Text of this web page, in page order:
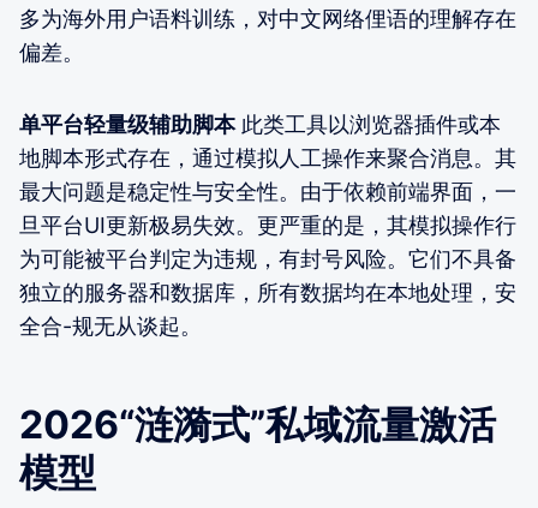
多为海外用户语料训练，对中文网络俚语的理解存在
偏差。
单平台轻量级辅助脚本此类工具以浏览器插件或本
地脚本形式存在，通过模拟人工操作来聚合消息。其
最大问题是稳定性与安全性。由于依赖前端界面，一
旦平台UI更新极易失效。更严重的是，其模拟操作行
为可能被平台判定为违规，有封号风险。它们不具备
独立的服务器和数据库，所有数据均在本地处理，安
全合-规无从谈起。
2026“涟漪式”私域流量激活
模型